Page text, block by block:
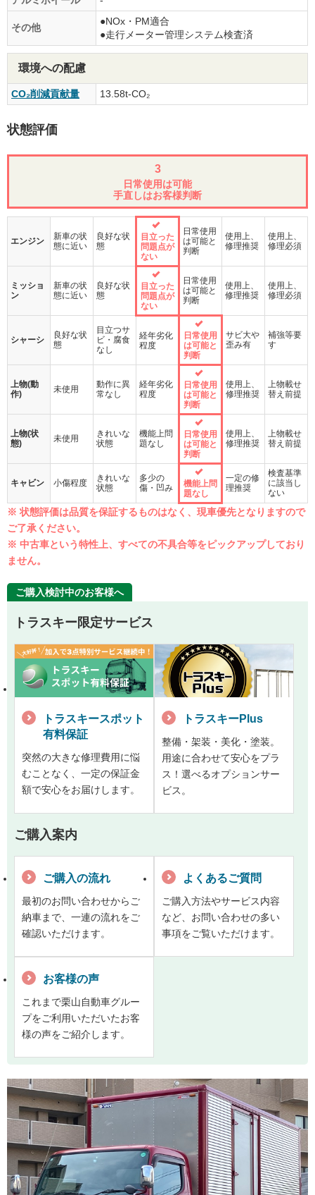
その他
●NOx・PM適合
●走行メーター管理システム検査済
環境への配慮
CO₂削減貢献量 13.58t-CO₂
状態評価
3
日常使用は可能
手直しはお客様判断
エンジン
新車の状
態に近い
良好な状
態
目立った
問題点が
ない
日常使用
は可能と
判断
使用上、
修理推奨
使用上、
修理必須
ミッショ
ン
新車の状
態に近い
良好な状
態
目立った
問題点が
ない
日常使用
は可能と
判断
使用上、
修理推奨
使用上、
修理必須
シャーシ
良好な状
態
目立つサ
ビ・腐食
なし
経年劣化
程度
日常使用
は可能と
判断
サビ大や
歪み有
補強等要
す
上物(動
作)
未使用
動作に異
常なし
経年劣化
程度
日常使用
は可能と
判断
使用上、
修理推奨
上物載せ
替え前提
上物(状
態)
未使用
きれいな
状態
機能上問
題なし
日常使用
は可能と
判断
使用上、
修理推奨
上物載せ
替え前提
キャビン 小傷程度
きれいな
状態
多少の
傷・凹み
機能上問
題なし
一定の修
理推奨
検査基準
に該当し
ない
※ 状態評価は品質を保証するものはなく、現車優先となりますので
ご了承ください。
※ 中古車という特性上、すべての不具合等をピックアップしており
ません。
ご購入検討中のお客様へ
トラスキー限定サービス
トラスキースポット
有料保証
突然の大きな修理費用に悩
むことなく、一定の保証金
額で安心をお届けします。
トラスキーPlus
整備・架装・美化・塗装。
用途に合わせて安心をプラ
ス！選べるオプションサー
ビス。
ご購入案内
ご購入の流れ
最初のお問い合わせからご
納車まで、一連の流れをご
確認いただけます。
よくあるご質問
ご購入方法やサービス内容
など、お問い合わせの多い
事項をご覧いただけます。
お客様の声
これまで栗山自動車グルー
プをご利用いただいたお客
様の声をご紹介します。